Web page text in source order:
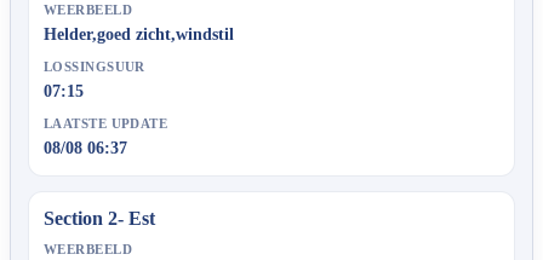
WEERBEELD
Helder,goed zicht,windstil
LOSSINGSUUR
07:15
LAATSTE UPDATE
08/08 06:37
Section 2- Est
WEERBEELD